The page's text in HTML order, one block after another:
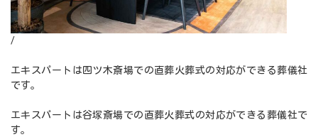
/
エキスパートは四ツ木斎場での直葬火葬式の対応ができる葬儀社
です。
エキスパートは谷塚斎場での直葬火葬式の対応ができる葬儀社で
す。